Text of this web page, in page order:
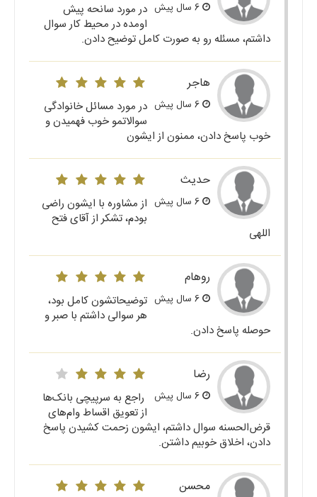
در مورد سانحه پیش
اومده در محیط کار سوال
داشتم، مسئله رو به صورت کامل توضیح دادن.
هاجر
در مورد مسائل خانوادگی
سوالاتمو خوب فهمیدن و
خوب پاسخ دادن، ممنون از ایشون
حدیث
از مشاوره با ایشون راضی
بودم، تشکر از آقای فتح
اللهی
روهام
توضیحاتشون کامل بود،
هر سوالی داشتم با صبر و
حوصله پاسخ دادن.
رضا
راجع به سرپیچی بانک‌ها
از تعویق اقساط وام‌های
قرض‌الحسنه سوال داشتم، ایشون زحمت کشیدن پاسخ
دادن، اخلاق خوبیم داشتن.
محسن